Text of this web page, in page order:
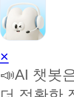
AI
학
습
토
×
📣AI 챗봇